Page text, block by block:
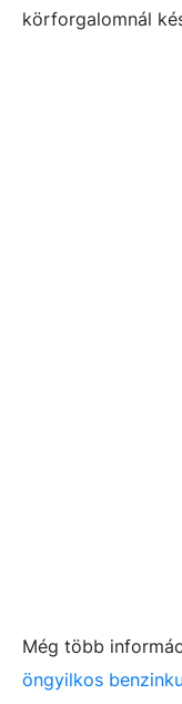
körforgalomnál
Még több
öngyilkos